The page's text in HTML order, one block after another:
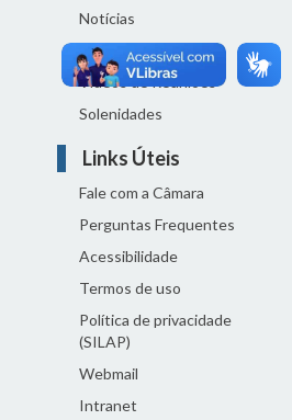
Notícias
Sala de Imprensa
Vídeos de Reuniões
Solenidades
Links Úteis
Fale com a Câmara
Perguntas Frequentes
Acessibilidade
Termos de uso
Política de privacidade
(SILAP)
Webmail
Intranet